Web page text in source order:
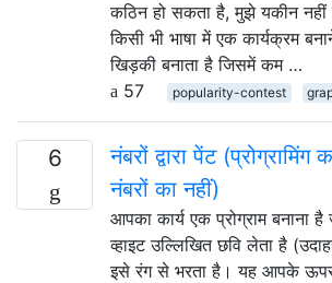
कठिन हो सकता है, मुझे यकीन
किसी भी भाषा में एक कार्यक्रम
खिड़की बनाता है जिसमें कम …
57
popularity-contest
6
नंबरों द्वारा पेंट
नंबरों का नहीं)
आपका कार्य एक प्रोग्राम बनाना
व्हाइट उल्लिखित छवि लेता है
इसे रंग से भरता है। यह आपके